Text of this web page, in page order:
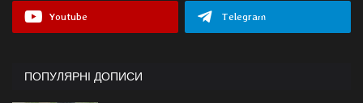
Youtube Telegram
ПОПУЛЯРНІ ДОПИСИ